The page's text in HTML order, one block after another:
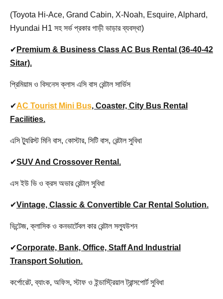
(Toyota Hi-Ace, Grand Cabin, X-Noah, Esquire, Alphard,
Hyundai H1 সহ সর্ভ প্রকার গাড়ী ভাড়ার ব্যবস্থা)
✔ Premium & Business Class AC Bus Rental (36-40-42
Sitar).
প্রিমিয়াম ও বিসনেস ক্লাস এসি বাস রেন্টাল সার্ভিস
✔AC Tourist Mini Bus, Coaster, City Bus Rental
Facilities.
এসি ট্যুরিস্ট মিনি বাস, কোস্টার, সিটি বাস, রেন্টাল সুবিধা
✔SUV And Crossover Rental.
এস ইউ ভি ও ক্রস অভার রেন্টাল সুবিধা
✔Vintage, Classic & Convertible Car Rental Solution.
ভিন্টেজ, ক্লাসিক ও কনভার্টেবল কার রেন্টাল সল্যুউশন
✔Corporate, Bank, Office, Staff And Industrial
Transport Solution.
কর্পোরেট, ব্যাংক, অফিস, স্টাফ ও ইন্ডাস্ট্রিয়াল ট্রান্সপোর্ট সুবিধা